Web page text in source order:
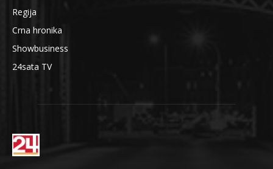
Regija
Crna hronika
Showbusiness
24sata TV